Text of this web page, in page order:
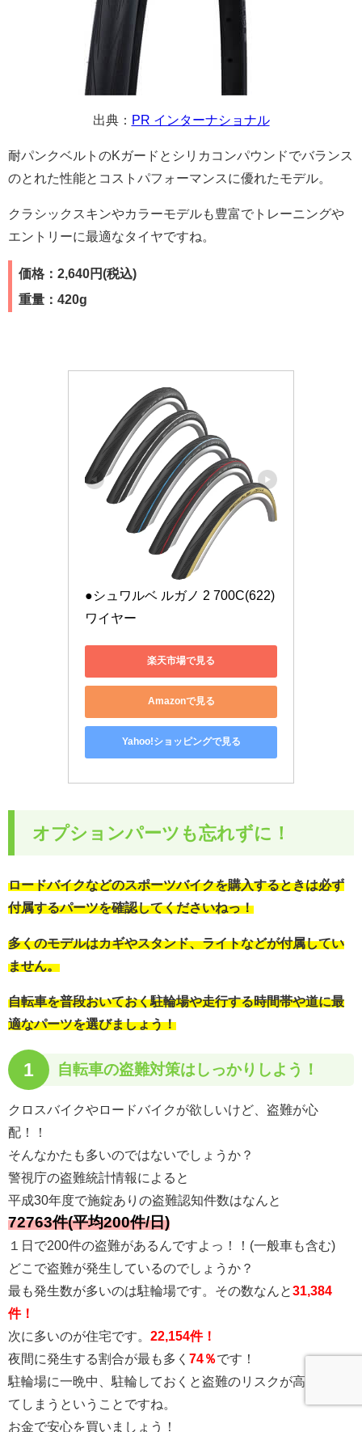
出典： PR インターナショナル
耐パンクベルトのKガードとシリカコンパウンドでバランス
のとれた性能とコストパフォーマンスに優れたモデル。
クラシックスキンやカラーモデルも豊富でトレーニングや
エントリーに最適なタイヤですね。
価格：2,640円(税込)
重量：420g
●シュワルベ ルガノ 2 700C(622)
ワイヤー
楽天市場で見る
Amazonで見る
Yahoo!ショッピングで見る
オプションパーツも忘れずに！
ロードバイクなどのスポーツバイクを購入するときは必ず
付属するパーツを確認してくださいねっ！
多くのモデルはカギやスタンド、ライトなどが付属してい
ません。
自転車を普段おいておく駐輪場や走行する時間帯や道に最
適なパーツを選びましょう！
1 自転車の盗難対策はしっかりしよう！
クロスバイクやロードバイクが欲しいけど、盗難が心
配！！
そんなかたも多いのではないでしょうか？
警視庁の盗難統計情報によると
平成30年度で施錠ありの盗難認知件数はなんと
72763件(平均200件/日)
１日で200件の盗難があるんですよっ！！(一般車も含む)
どこで盗難が発生しているのでしょうか？
最も発生数が多いのは駐輪場です。その数なんと31,384
件！
次に多いのが住宅です。 22,154件！
夜間に発生する割合が最も多く 74％です！
駐輪場に一晩中、駐輪しておくと盗難のリスクが高くなっ
てしまうということですね。
お金で安心を買いましょう！